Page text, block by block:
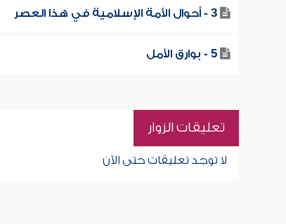
3 - أحوال الأمة الإسلامية في هذا العصر
5 - بوارق الأمل
تعليقات الزوار
لا توجد تعليقات حتى الآن